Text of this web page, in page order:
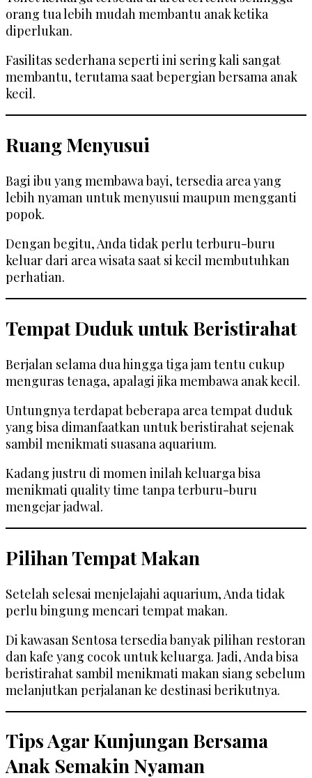
orang tua lebih mudah membantu anak ketika
diperlukan.
Fasilitas sederhana seperti ini sering kali sangat
membantu, terutama saat bepergian bersama anak
kecil.
Ruang Menyusui
Bagi ibu yang membawa bayi, tersedia area yang
lebih nyaman untuk menyusui maupun mengganti
popok.
Dengan begitu, Anda tidak perlu terburu-buru
keluar dari area wisata saat si kecil membutuhkan
perhatian.
Tempat Duduk untuk Beristirahat
Berjalan selama dua hingga tiga jam tentu cukup
menguras tenaga, apalagi jika membawa anak kecil.
Untungnya terdapat beberapa area tempat duduk
yang bisa dimanfaatkan untuk beristirahat sejenak
sambil menikmati suasana aquarium.
Kadang justru di momen inilah keluarga bisa
menikmati quality time tanpa terburu-buru
mengejar jadwal.
Pilihan Tempat Makan
Setelah selesai menjelajahi aquarium, Anda tidak
perlu bingung mencari tempat makan.
Di kawasan Sentosa tersedia banyak pilihan restoran
dan kafe yang cocok untuk keluarga. Jadi, Anda bisa
beristirahat sambil menikmati makan siang sebelum
melanjutkan perjalanan ke destinasi berikutnya.
Tips Agar Kunjungan Bersama
Anak Semakin Nyaman